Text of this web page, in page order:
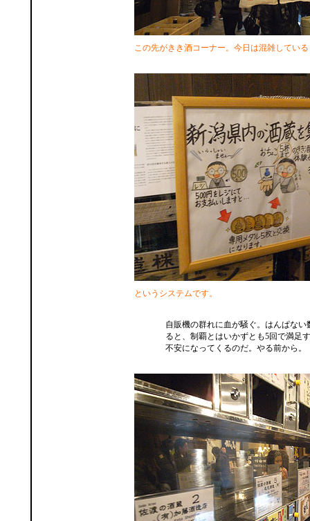
この先がきき酒コーナー。今日は混雑してい
というシステムです。
自販機の群れに血が騒ぐ。はんぱない
ると、制覇とはいかずとも5回で満足
不安になってくるのだ。やる前から。